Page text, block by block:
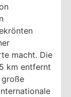
macht. Die
km entfernt
große